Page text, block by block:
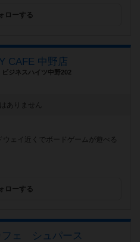
ローする
CAFE 中野店
ジネスハイツ中野202
ありません
ェイ近くでボードゲームが遊べる
ローする
フェ シュパース